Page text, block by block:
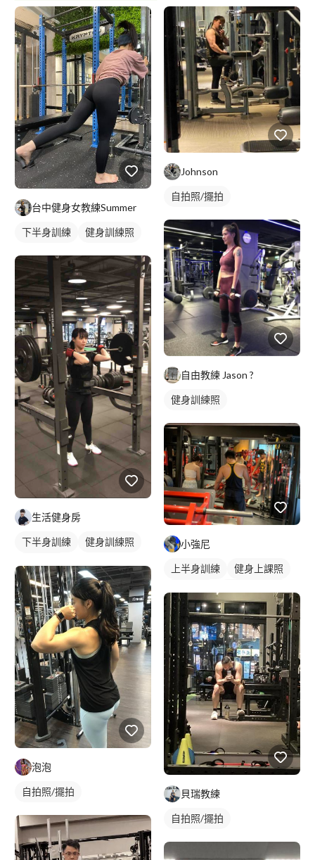
台中健身女教練Summer
下半身訓練 健身訓練照
生活健身房
下半身訓練
健身訓練照
泡泡
自拍照/擺拍
Johnson
自拍照/擺拍
自由教練 Jason ?
健身訓練照
小強尼
上半身訓練
健身上課照
重訓教練
重訓課程
健身課程
背部訓練
貝瑞教練
自拍照/擺拍